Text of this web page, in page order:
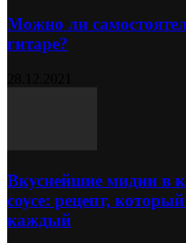
Можно ли
гитаре?
Вкуснейшие мидии в
соусе: рецепт,
каждый